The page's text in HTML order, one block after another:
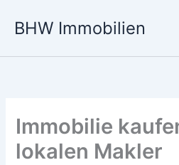
InhaltBHW Immobilien
Immobilie
lokalen Makler